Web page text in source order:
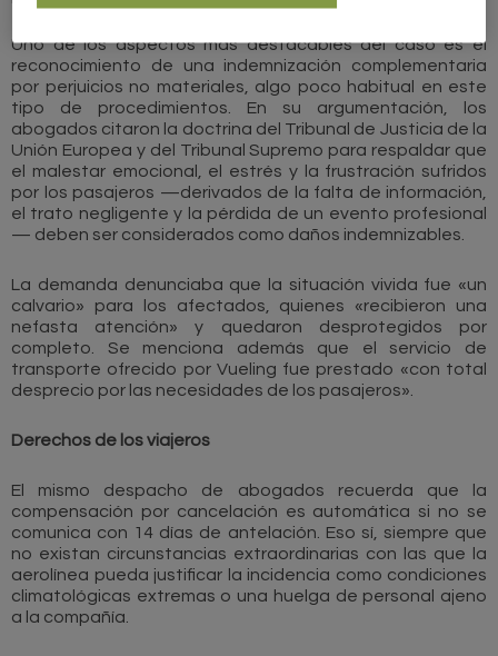
Uno de los aspectos más destacables del caso es el
reconocimiento de una indemnización complementaria
por perjuicios no materiales, algo poco habitual en este
tipo de procedimientos. En su argumentación, los
abogados citaron la doctrina del Tribunal de Justicia de la
Unión Europea y del Tribunal Supremo para respaldar que
el malestar emocional, el estrés y la frustración sufridos
por los pasajeros —derivados de la falta de información,
el trato negligente y la pérdida de un evento profesional
— deben ser considerados como daños indemnizables.
La demanda denunciaba que la situación vivida fue «un
calvario» para los afectados, quienes «recibieron una
nefasta atención» y quedaron desprotegidos por
completo. Se menciona además que el servicio de
transporte ofrecido por Vueling fue prestado «con total
desprecio por las necesidades de los pasajeros».
Derechos de los viajeros
El mismo despacho de abogados recuerda que la
compensación por cancelación es automática si no se
comunica con 14 días de antelación. Eso sí, siempre que
no existan circunstancias extraordinarias con las que la
aerolínea pueda justificar la incidencia como condiciones
climatológicas extremas o una huelga de personal ajeno
a la compañía.